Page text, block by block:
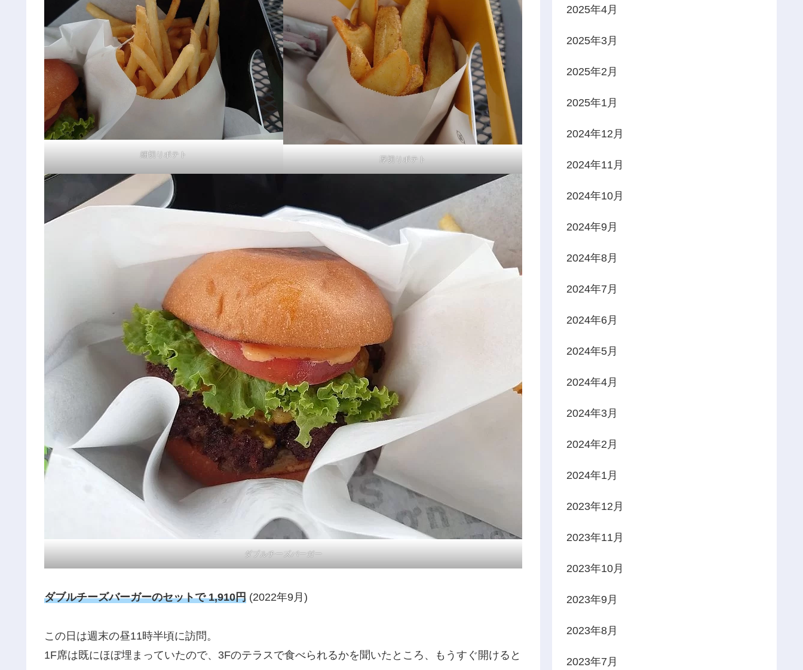
細切りポテト 厚切りポテト
ダブルチーズバーガー
ダブルチーズバーガーのセットで 1,910円 (2022年9月)
この日は週末の昼11時半頃に訪問。
1F席は既にほぼ埋まっていたので、3Fのテラスで食べられるかを聞いたところ、もうすぐ開けると
2025年4月
2025年3月
2025年2月
2025年1月
2024年12月
2024年11月
2024年10月
2024年9月
2024年8月
2024年7月
2024年6月
2024年5月
2024年4月
2024年3月
2024年2月
2024年1月
2023年12月
2023年11月
2023年10月
2023年9月
2023年8月
2023年7月